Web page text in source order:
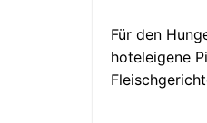
Für den
hoteleigene